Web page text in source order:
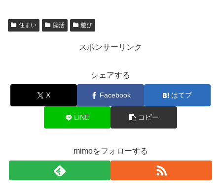
住まい 脳活 遊び
スポンサーリンク
シェアする
X Facebook はてブ
LINE コピー
mimoをフォローする